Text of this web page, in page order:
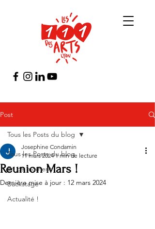
Post
Tous les Posts du blog
En ce moment
Backstage
Actualité !
Tous les Posts du blog
Reunion Mars !
Josephine Condamin
11 mars 2024 1 min de lecture
Dernière mise à jour : 12 mars 2024